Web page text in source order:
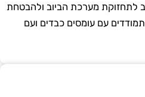
מערכת הביוב ולהבטחת
עם עומסים כבדים ועם